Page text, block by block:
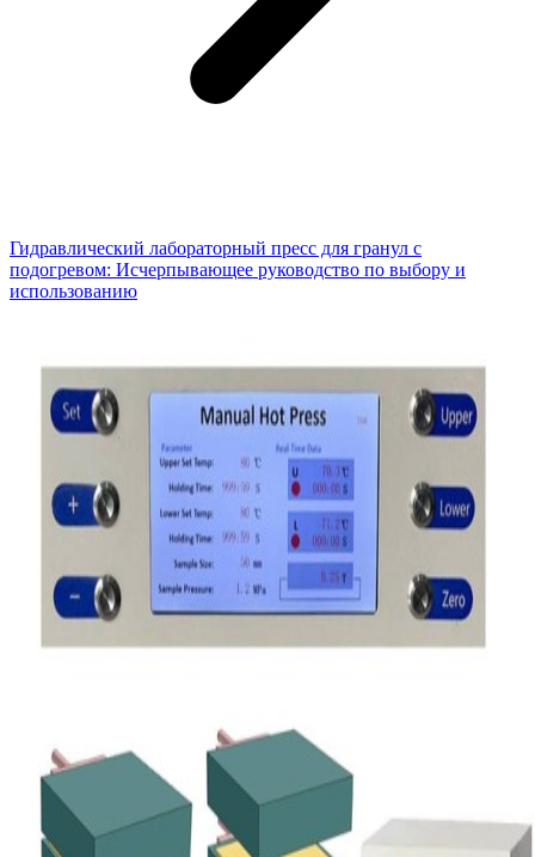
Гидравлический лабораторный пресс для гранул с
подогревом: Исчерпывающее руководство по выбору и
использованию